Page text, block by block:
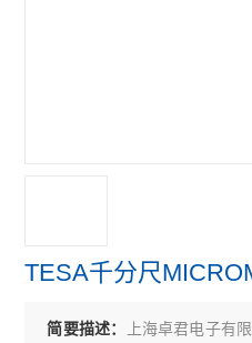
SK新泻
ELSEN爱森
TESA千分尺
简要描述：
上海卓君电子有